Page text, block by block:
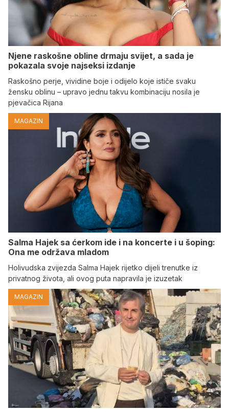
Njene raskošne obline drmaju svijet, a sada je
pokazala svoje najseksi izdanje
Raskošno perje, vividine boje i odijelo koje ističe svaku
žensku oblinu – upravo jednu takvu kombinaciju nosila je
pjevačica Rijana
MAGAZIN
Salma Hajek sa ćerkom ide i na koncerte i u šoping:
Ona me održava mladom
Holivudska zvijezda Salma Hajek rijetko dijeli trenutke iz
privatnog života, ali ovog puta napravila je izuzetak
MAGAZIN